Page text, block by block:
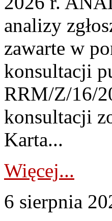
analizy
zawarte w
konsultacji
RRM/Z/16/
konsultacji
Karta...
Więcej...
6 sierpnia